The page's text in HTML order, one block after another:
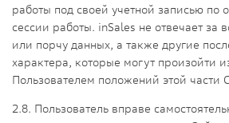
работы под своей учетной записью по
сессии работы. inSales не отвечает за
или порчу данных, а также другие
характера, которые могут произойти
Пользователем положений этой части
2.8. Пользователь вправе